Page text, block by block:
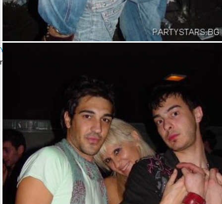
YALTA Club Presents MARTIN SOLVERG
петък, 06 октомври 2006 23:00